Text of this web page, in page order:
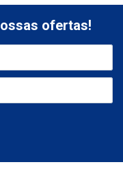
ofertas!